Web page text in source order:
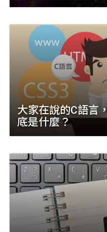
大家在說的C語言
底是什麼？